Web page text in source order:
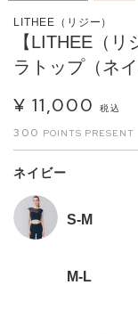
LITHEE（リジー）
【LITHEE（
ラトップ（ネイ
¥ 11,000 税込
300
ネイビー
S-M
M-L